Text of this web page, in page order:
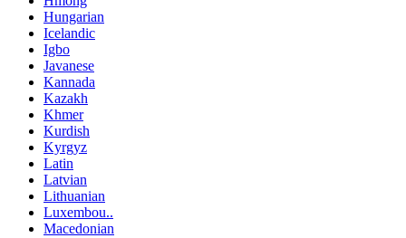
Hungarian
Icelandic
Igbo
Javanese
Kannada
Kazakh
Khmer
Kurdish
Kyrgyz
Latin
Latvian
Lithuanian
Luxembou..
Macedonian